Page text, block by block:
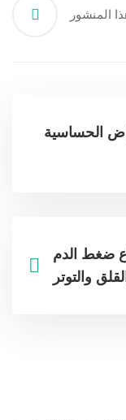
المنشور
الحساسية
ضغط الدم
والتوتر